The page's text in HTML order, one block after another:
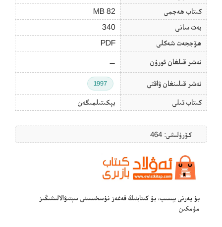
كىتاب ھەجمى
82 MB
بەت سانى
340
ھۆججەت شەكلى
PDF
نەشر قىلغان ئورۇن —
نەشر قىلىنغان ۋاقتى 1997
كىتاب تىلى بېكىتىلمىگەن
كۆرۈلىشى: 464
بۇ يەرنى بېسىپ، بۇ كىتابنىڭ قەغەز نۇسخىسىنى سېتىۋالالىشىڭىز
مۇمكىن